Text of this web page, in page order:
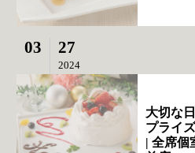
03 27
2024
大切な
プライ
| 全席個